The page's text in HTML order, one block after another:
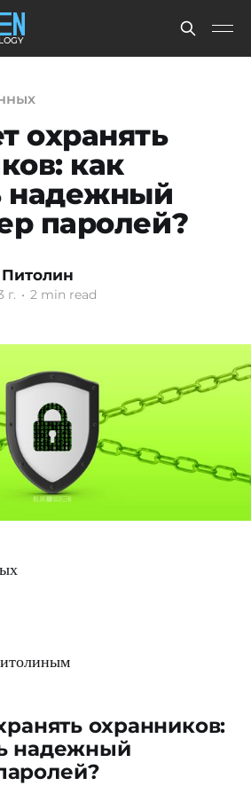
охранять
как
надежный
паролей?
г. • 2 min read
охранников:
надежный